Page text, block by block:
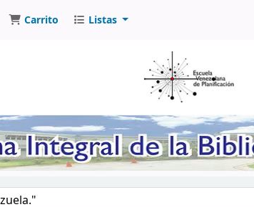
Carrito Listas
por palabra clave